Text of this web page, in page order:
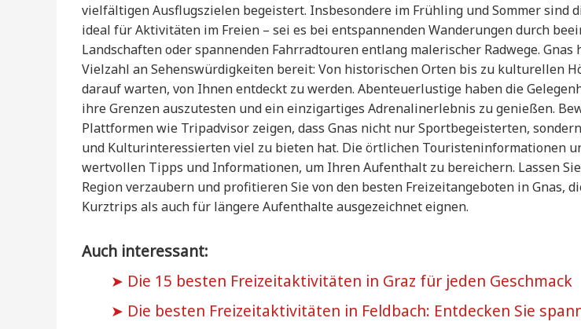
vielfältigen Ausflugszielen begeistert. Insbesondere im Frühling und Sommer sind
ideal für Aktivitäten im Freien – sei es bei entspannenden Wanderungen durch
Landschaften oder spannenden Fahrradtouren entlang malerischer Radwege. Gnas
Vielzahl an Sehenswürdigkeiten bereit: Von historischen Orten bis zu kulturellen
darauf warten, von Ihnen entdeckt zu werden. Abenteuerlustige haben die
ihre Grenzen auszutesten und ein einzigartiges Adrenalinerlebnis zu genießen.
Plattformen wie Tripadvisor zeigen, dass Gnas nicht nur Sportbegeisterten,
und Kulturinteressierten viel zu bieten hat. Die örtlichen Touristeninformationen
wertvollen Tipps und Informationen, um Ihren Aufenthalt zu bereichern. Lassen
Region verzaubern und profitieren Sie von den besten Freizeitangeboten in Gnas,
Kurztrips als auch für längere Aufenthalte ausgezeichnet eignen.
Auch interessant:
Die 15 besten Freizeitaktivitäten in Graz für jeden Geschmack
Die besten Freizeitaktivitäten in Feldbach: Entdecken Sie